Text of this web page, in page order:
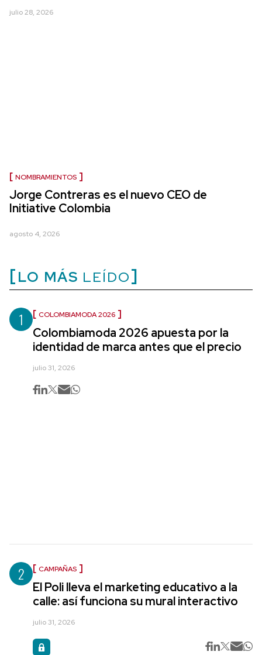
julio 28, 2026
NOMBRAMIENTOS
Jorge Contreras es el nuevo CEO de
Initiative Colombia
agosto 4, 2026
LO MÁS LEÍDO
1 COLOMBIAMODA 2026
Colombiamoda 2026 apuesta por la
identidad de marca antes que el precio
julio 31, 2026
2 CAMPAÑAS
El Poli lleva el marketing educativo a la
calle: así funciona su mural interactivo
julio 31, 2026